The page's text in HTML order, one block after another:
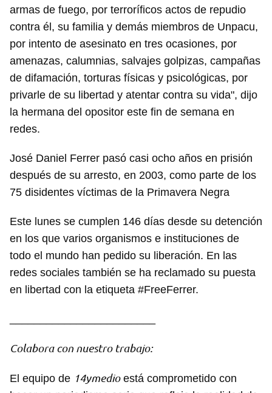
INICIAR SESIÓN CANCELAR
armas de fuego, por terroríficos actos de repudio
contra él, su familia y demás miembros de Unpacu,
por intento de asesinato en tres ocasiones, por
amenazas, calumnias, salvajes golpizas, campañas
de difamación, torturas físicas y psicológicas, por
privarle de su libertad y atentar contra su vida", dijo
la hermana del opositor este fin de semana en
redes.
José Daniel Ferrer pasó casi ocho años en prisión
después de su arresto, en 2003, como parte de los
75 disidentes víctimas de la Primavera Negra
Este lunes se cumplen 146 días desde su detención
en los que varios organismos e instituciones de
todo el mundo han pedido su liberación. En las
redes sociales también se ha reclamado su puesta
en libertad con la etiqueta #FreeFerrer.
Colabora con nuestro trabajo:
El equipo de 14ymedioestá comprometido con